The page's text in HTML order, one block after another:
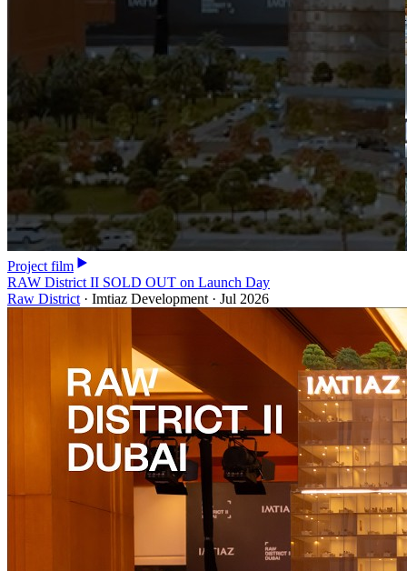
Project film
RAW District II SOLD OUT on Launch Day
Raw District · Imtiaz Development · Jul 2026